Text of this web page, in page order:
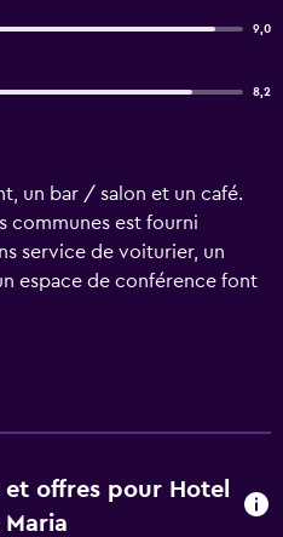
9,0
8,2
un bar / salon et un café.
communes est fourni
service de voiturier, un
espace de conférence font
Hotel Villa Maria
la climatisation, un
d'un téléphone; les
sont gratuits (sous
et offres pour Hotel
Maria